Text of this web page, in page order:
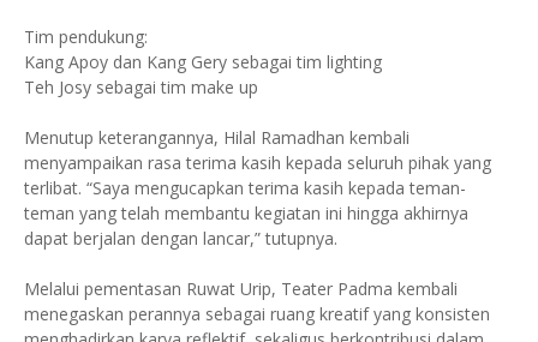
Tim pendukung:
Kang Apoy dan Kang Gery sebagai tim lighting
Teh Josy sebagai tim make up
Menutup keterangannya, Hilal Ramadhan kembali
menyampaikan rasa terima kasih kepada seluruh pihak yang
terlibat. “Saya mengucapkan terima kasih kepada teman-
teman yang telah membantu kegiatan ini hingga akhirnya
dapat berjalan dengan lancar,” tutupnya.
Melalui pementasan Ruwat Urip, Teater Padma kembali
menegaskan perannya sebagai ruang kreatif yang konsisten